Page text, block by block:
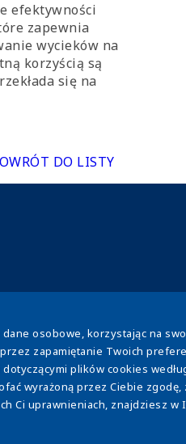
efektywności
zapewnia
wycieków na
korzyścią są
się na
DO LISTY
WOD-KAN Model ESCO
osobowe, korzystając na
zapamiętanie Twoich
plików cookies
wyrażoną przez Ciebie
Ci uprawnieniach, znajdziesz w